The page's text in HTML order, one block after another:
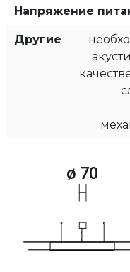
Напряжение
Другие